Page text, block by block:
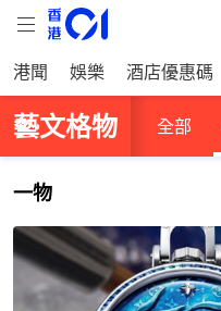
港聞 娛樂 酒店優惠碼
藝文格物 全部
一物